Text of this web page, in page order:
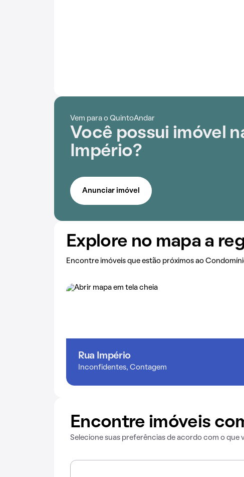
Vem para o QuintoAndar
Você possui imóvel
Império?
Anunciar imóvel
Explore no mapa a
Encontre imóveis que estão próximos ao
Rua Império
Inconfidentes, Contagem
Encontre imóveis
Selecione suas preferências de acordo com o